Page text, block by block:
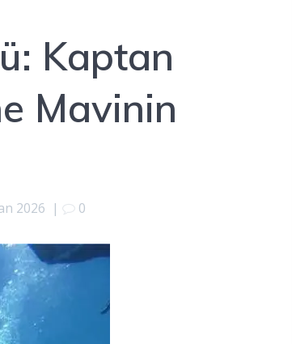
Kaptan
Mavinin
2026 | 0